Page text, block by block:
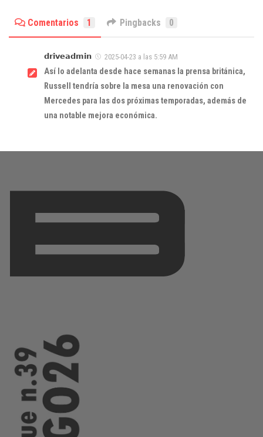
Comentarios 1 Pingbacks 0
𝗱𝗿𝗶𝘃𝗲𝗮𝗱𝗺𝗶𝗻 2025-04-23 a las 5:59 AM
Así lo adelanta desde hace semanas la prensa británica,
Russell tendría sobre la mesa una renovación con
Mercedes para las dos próximas temporadas, además de
una notable mejora económica.